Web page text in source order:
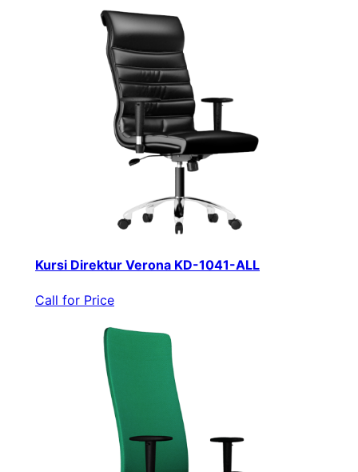
Kursi Direktur Verona KD-1041-ALL
Call for Price